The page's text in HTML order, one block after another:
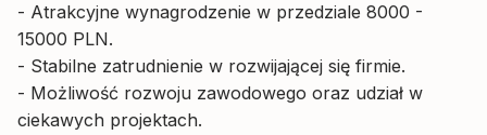
- Atrakcyjne wynagrodzenie w przedziale 8000 -
15000 PLN.
- Stabilne zatrudnienie w rozwijającej się firmie.
- Możliwość rozwoju zawodowego oraz udział w
ciekawych projektach.